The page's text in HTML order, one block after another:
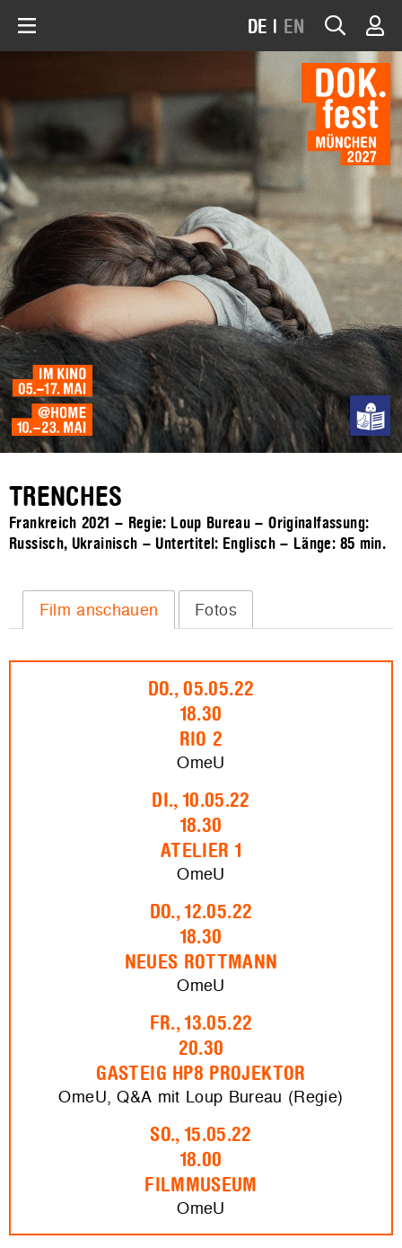
DE | EN
TRENCHES
Frankreich 2021 – Regie: Loup Bureau – Originalfassung:
Russisch, Ukrainisch – Untertitel: Englisch – Länge: 85 min.
Film anschauen Fotos
DO., 05.05.22
18.30
RIO 2
OmeU
DI., 10.05.22
18.30
ATELIER 1
OmeU
DO., 12.05.22
18.30
NEUES ROTTMANN
OmeU
FR., 13.05.22
20.30
GASTEIG HP8 PROJEKTOR
OmeU, Q&A mit Loup Bureau (Regie)
SO., 15.05.22
18.00
FILMMUSEUM
OmeU